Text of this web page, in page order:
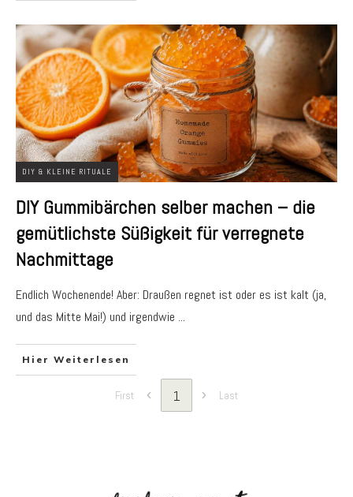
DIY & KLEINE RITUALE
DIY Gummibärchen selber machen – die
gemütlichste Süßigkeit für verregnete
Nachmittage
Endlich Wochenende! Aber: Draußen regnet ist oder es ist kalt (ja,
und das Mitte Mai!) und irgendwie ...
Hier Weiterlesen
First 1 Last